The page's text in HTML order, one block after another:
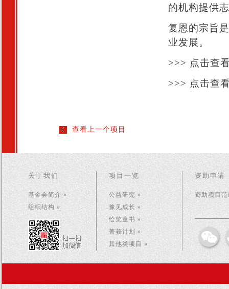
的机构提供
复恩的宗旨
业发展。
>>> 点击查
>>> 点击查
查看上一个项目
关于我们
基金会简介 »
组织结构 »
项目一览
公益研究 »
豫见成长 »
绘览童书 »
菁莪计划 »
其他类项目 »
资助申请
资助项目